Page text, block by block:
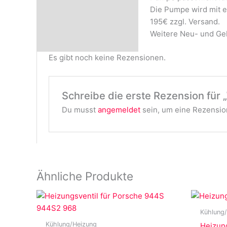
Die Pumpe wird mit
195€ zzgl. Versand.
Weitere Neu- und
Es gibt noch keine Rezensionen.
Schreibe die erste Rezension für
Du musst angemeldetsein, um eine
Ähnliche Produkte
Kühlung/Heizung